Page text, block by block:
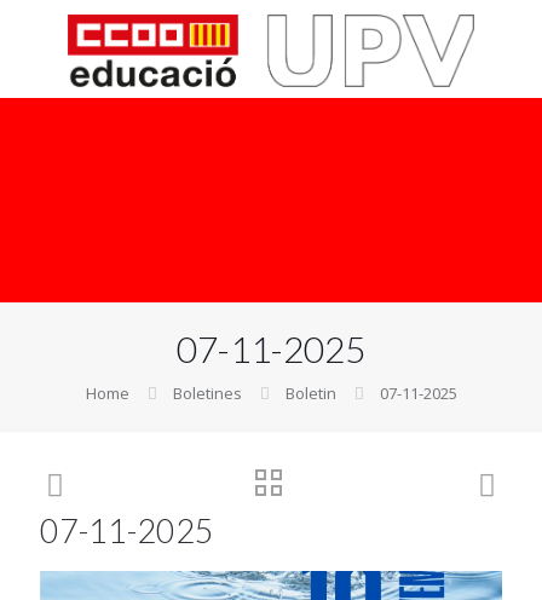
07-11-2025
Home Boletines Boletin 07-11-2025
07-11-2025